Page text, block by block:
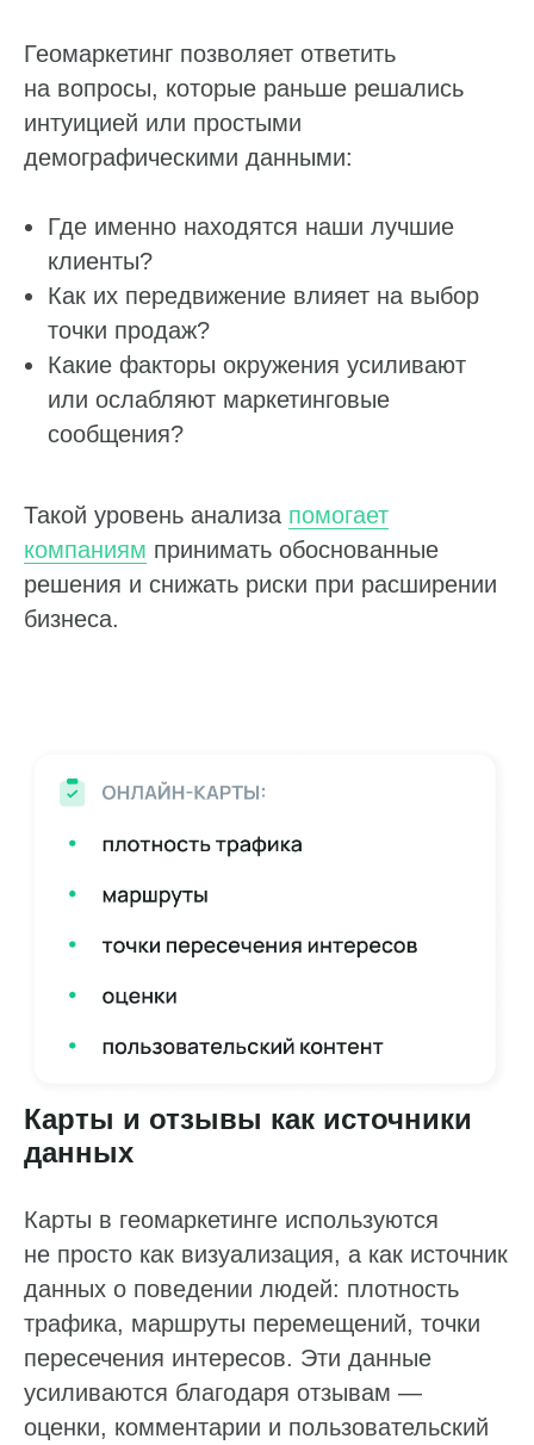
Геомаркетинг позволяет ответить
на вопросы, которые раньше решались
интуицией или простыми
демографическими данными:
Где именно находятся наши лучшие
клиенты?
Как их передвижение влияет на выбор
точки продаж?
Какие факторы окружения усиливают
или ослабляют маркетинговые
сообщения?
Такой уровень анализа помогает
компаниям принимать обоснованные
решения и снижать риски при расширении
бизнеса.
Карты и отзывы как источники
данных
Карты в геомаркетинге используются
не просто как визуализация, а как источник
данных о поведении людей: плотность
трафика, маршруты перемещений, точки
пересечения интересов. Эти данные
усиливаются благодаря отзывам —
оценки, комментарии и пользовательский